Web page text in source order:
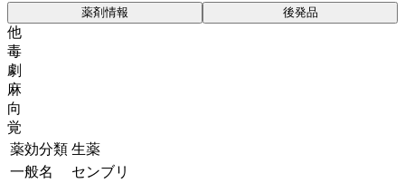
薬剤情報 後発品
他
毒
劇
麻
向
覚
薬効分類 生薬
一般名
センブリ